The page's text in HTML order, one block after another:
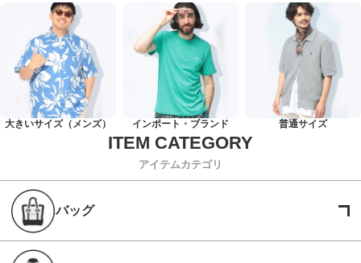
大きいサイズ（メンズ） インポート・ブランド 普通サイズ
アイテムカテゴリ
バッグ